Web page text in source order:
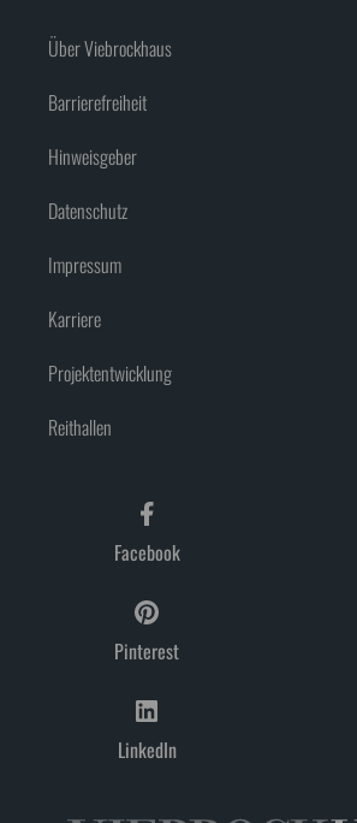
Über Viebrockhaus
Barrierefreiheit
Hinweisgeber
Datenschutz
Impressum
Karriere
Projektentwicklung
Reithallen
Facebook
Pinterest
LinkedIn